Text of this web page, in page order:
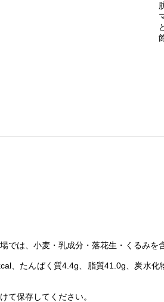
は、小麦・乳成分・落花生・くるみを
、たんぱく質4.4g、脂質41.0g、炭水
て保存してください。